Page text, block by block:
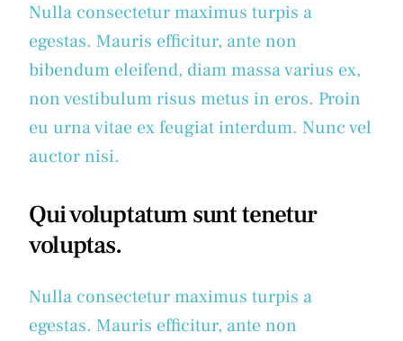
Nulla consectetur maximus turpis a
egestas. Mauris efficitur, ante non
bibendum eleifend, diam massa varius ex,
non vestibulum risus metus in eros. Proin
eu urna vitae ex feugiat interdum. Nunc vel
auctor nisi.
Qui voluptatum sunt tenetur
voluptas.
Nulla consectetur maximus turpis a
egestas. Mauris efficitur, ante non